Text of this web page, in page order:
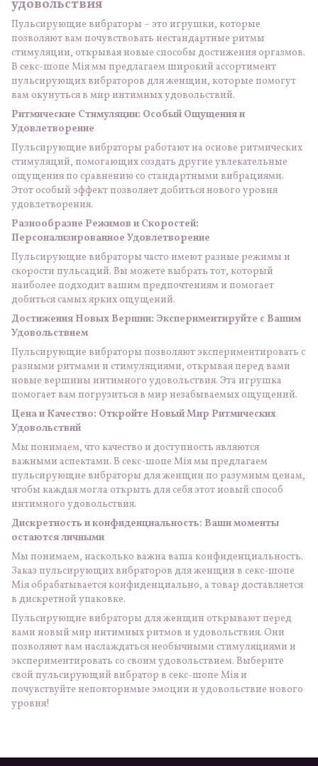
удовольствия
Пульсирующие вибраторы – это игрушки, которые
позволяют вам почувствовать нестандартные ритмы
стимуляции, открывая новые способы достижения оргазмов.
В секс-шопе Мія мы предлагаем широкий ассортимент
пульсирующих вибраторов для женщин, которые помогут
вам окунуться в мир интимных удовольствий.
Ритмические Стимуляции: Особый Ощущения и
Удовлетворение
Пульсирующие вибраторы работают на основе ритмических
стимуляций, помогающих создать другие увлекательные
ощущения по сравнению со стандартными вибрациями.
Этот особый эффект позволяет добиться нового уровня
удовлетворения.
Разнообразие Режимов и Скоростей:
Персонализированное Удовлетворение
Пульсирующие вибраторы часто имеют разные режимы и
скорости пульсаций. Вы можете выбрать тот, который
наиболее подходит вашим предпочтениям и помогает
добиться самых ярких ощущений.
Достижения Новых Вершин: Экспериментируйте с Вашим
Удовольствием
Пульсирующие вибраторы позволяют экспериментировать с
разными ритмами и стимуляциями, открывая перед вами
новые вершины интимного удовольствия. Эта игрушка
помогает вам погрузиться в мир незабываемых ощущений.
Цена и Качество: Откройте Новый Мир Ритмических
Удовольствий
Мы понимаем, что качество и доступность являются
важными аспектами. В секс-шопе Мія мы предлагаем
пульсирующие вибраторы для женщин по разумным ценам,
чтобы каждая могла открыть для себя этот новый способ
интимного удовольствия.
Дискретность и конфиденциальность: Ваши моменты
остаются личными
Мы понимаем, насколько важна ваша конфиденциальность.
Заказ пульсирующих вибраторов для женщин в секс-шопе
Мія обрабатывается конфиденциально, а товар доставляется
в дискретной упаковке.
Пульсирующие вибраторы для женщин открывают перед
вами новый мир интимных ритмов и удовольствия. Они
позволяют вам наслаждаться необычными стимуляциями и
экспериментировать со своим удовольствием. Выберите
свой пульсирующий вибратор в секс-шопе Мія и
почувствуйте неповторимые эмоции и удовольствие нового
уровня!